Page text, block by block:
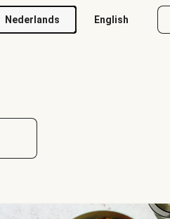
Nederlands English